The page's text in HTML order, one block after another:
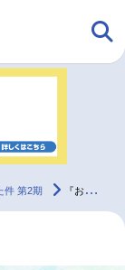
件 第2期 『お隣の天使様2』藤宮 周役・坂 泰斗インタビュー